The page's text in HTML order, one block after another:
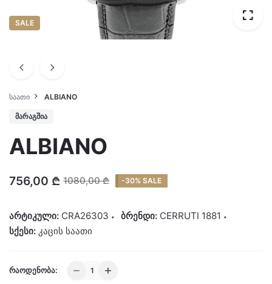
SALE
ᲡᲐᲐᲗᲘ ALBIANO
ᲛᲐᲠᲐᲒᲨᲘᲐ
ALBIANO
756,00 ₾ 1080,00₾ -30% SALE
არტიკული: CRA26303 ბრენდი: CERRUTI 1881
სქესი: კაცის საათი
ᲠᲐᲝᲓᲔᲜᲝᲑᲐ:
ALBIANO